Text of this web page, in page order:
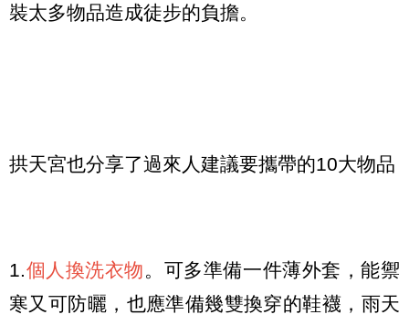
裝太多物品造成徒步的負擔。
拱天宮也分享了過來人建議要攜帶的10大物品
1. 個人換洗衣物 。 可多準備一件薄外套，能禦
寒又可防曬，也應準備幾雙換穿的鞋襪，雨天